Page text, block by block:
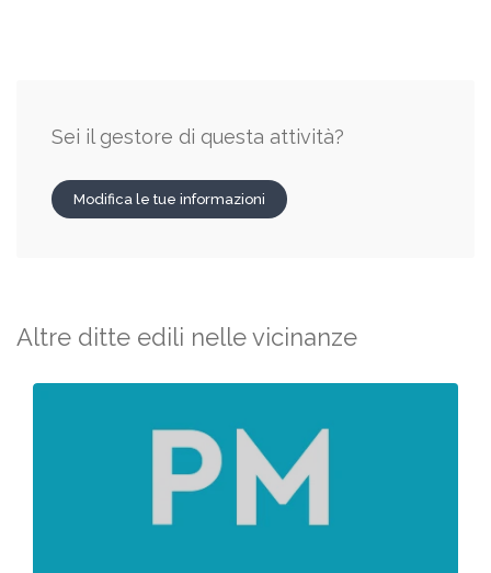
Sei il gestore di questa attività?
Modifica le tue informazioni
Altre ditte edili nelle vicinanze